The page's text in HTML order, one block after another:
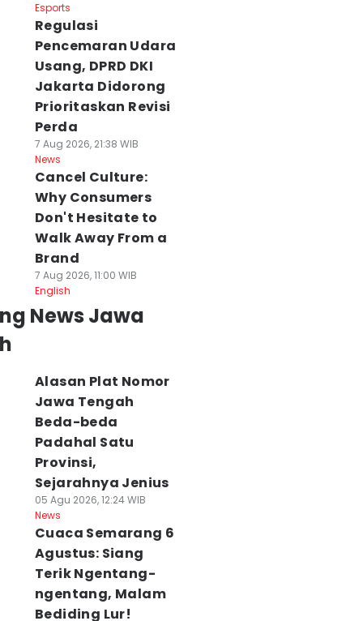
Esports
Regulasi
Pencemaran Udara
Usang, DPRD DKI
Jakarta Didorong
Prioritaskan Revisi
Perda
7 Aug 2026, 21:38 WIB
News
Cancel Culture:
Why Consumers
Don't Hesitate to
Walk Away From a
Brand
7 Aug 2026, 11:00 WIB
English
News Jawa
Alasan Plat Nomor
Jawa Tengah
Beda-beda
Padahal Satu
Provinsi,
Sejarahnya Jenius
05 Agu 2026, 12:24 WIB
News
Cuaca Semarang 6
Agustus: Siang
Terik Ngentang-
ngentang, Malam
Bediding Lur!